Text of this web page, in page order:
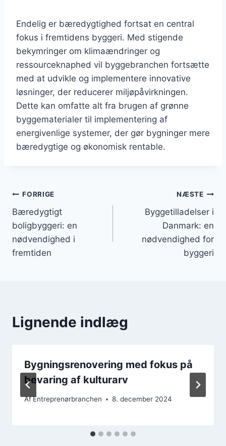
Endelig er bæredygtighed fortsat en central
fokus i fremtidens byggeri. Med stigende
bekymringer om klimaændringer og
ressourceknaphed vil byggebranchen fortsætte
med at udvikle og implementere innovative
løsninger, der reducerer miljøpåvirkningen.
Dette kan omfatte alt fra brugen af grønne
byggematerialer til implementering af
energivenlige systemer, der gør bygninger mere
bæredygtige og økonomisk rentable.
Indlægsnavigation
FORRIGE
Bæredygtigt
boligbyggeri: en
nødvendighed i
fremtiden
NÆSTE
Byggetilladelser i
Danmark: en
nødvendighed for
byggeri
Lignende indlæg
Bygningsrenovering med fokus på
bevaring af kulturarv
AfEntreprenørbranchen 8. december 2024